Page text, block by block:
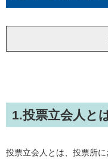
1.投票立会人と
投票立会人とは、投票所